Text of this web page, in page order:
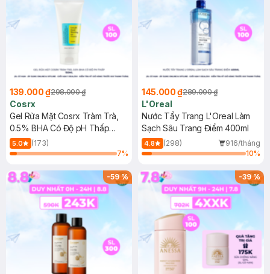
139.000 ₫298.000 ₫
Cosrx
Gel Rửa Mặt Cosrx Tràm Trà,
0.5% BHA Có Độ pH Thấp
150ml
5.0
(173)
7%
145.000 ₫289.000 ₫
L'Oreal
Nước Tẩy Trang L'Oreal Làm
Sạch Sâu Trang Điểm 400ml
4.8 (298)
916/tháng
10%
-59% -39%